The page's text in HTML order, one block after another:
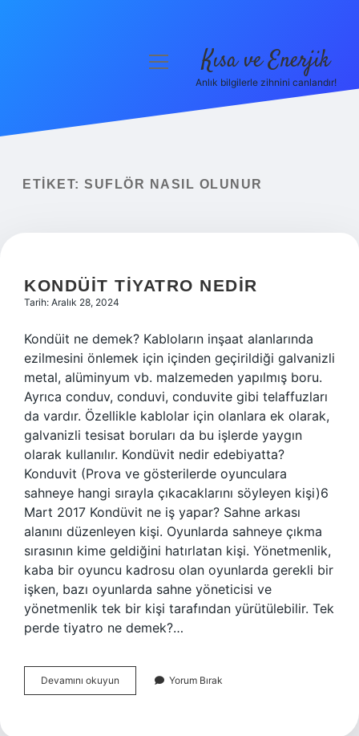
Yasal Uyarı
menüyü
Kısa ve Enerjik
Anlık bilgilerle zihnini canlandır!
ETIKET: SUFLÖR NASIL OLUNUR
KONDÜIT TIYATRO NEDIR
Tarih: Aralık 28, 2024
Kondüit ne demek? Kabloların inşaat alanlarında
ezilmesini önlemek için içinden geçirildiği galvanizli
metal, alüminyum vb. malzemeden yapılmış boru.
Ayrıca conduv, conduvi, conduvite gibi telaffuzları
da vardır. Özellikle kablolar için olanlara ek olarak,
galvanizli tesisat boruları da bu işlerde yaygın
olarak kullanılır. Kondüvit nedir edebiyatta?
Konduvit (Prova ve gösterilerde oyunculara
sahneye hangi sırayla çıkacaklarını söyleyen kişi)6
Mart 2017 Kondüvit ne iş yapar? Sahne arkası
alanını düzenleyen kişi. Oyunlarda sahneye çıkma
sırasının kime geldiğini hatırlatan kişi. Yönetmenlik,
kaba bir oyuncu kadrosu olan oyunlarda gerekli bir
işken, bazı oyunlarda sahne yöneticisi ve
yönetmenlik tek bir kişi tarafından yürütülebilir. Tek
perde tiyatro ne demek?…
Devamını okuyun
Tiyatro
Yorum Bırak